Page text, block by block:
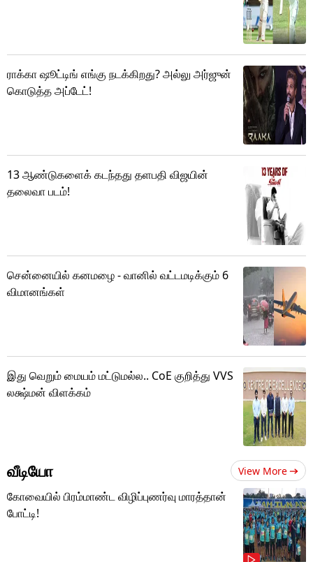
ராக்கா ஷூட்டிங் எங்கு நடக்கிறது? அல்லு அர்ஜுன்
கொடுத்த அப்டேட்!
13 ஆண்டுகளைக் கடந்தது தளபதி விஜயின்
தலைவா படம்!
சென்னையில் கனமழை - வானில் வட்டமடிக்கும் 6
விமானங்கள்
இது வெறும் மையம் மட்டுமல்ல.. CoE குறித்து VVS
லக்ஷ்மன் விளக்கம்
வீடியோ View More
கோவையில் பிரம்மாண்ட விழிப்புணர்வு மாரத்தான்
போட்டி!